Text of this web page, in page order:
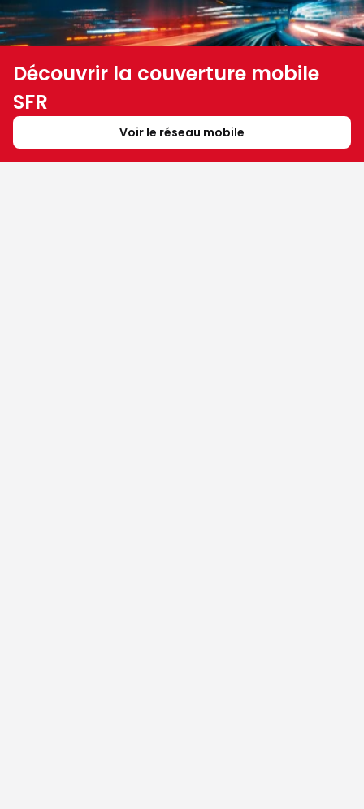
Découvrir la couverture mobile
SFR
Voir le réseau mobile